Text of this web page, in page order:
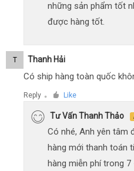
những sản phẩm tốt
được hàng tốt.
T Thanh Hải
Có ship hàng toàn quốc
Reply ● Like
Tư Vấn Thanh Thảo
Có nhé, Anh yên tâm
hàng mới thanh toán
hàng miễn phí trong 7